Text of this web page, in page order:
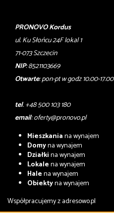
PRONOVO Kordus
ul. Ku Słońcu 24F lokal 1
71-073 Szczecin
NIP: 8521103669
Otwarte: pon-pt w godz 10.00-17.00
tel. +48 500 103 180
email:oferty@pronovo.pl
Mieszkaniana wynajem
Domyna wynajem
Działkina wynajem
Lokalena wynajem
Halena wynajem
Obiektyna wynajem
Współpracujemy zadresowo.pl